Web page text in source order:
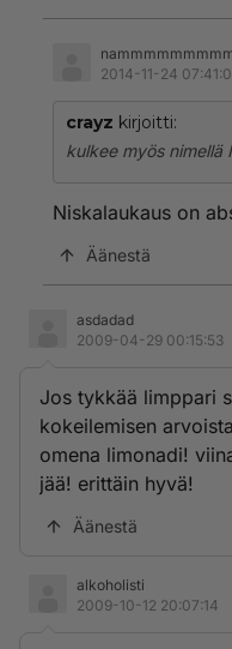
2014-11-24
crayz kirjoitti:
kulkee myös nimellä
Niskalaukaus on
Äänestä
asdadad
2009-04-29 00:15:53
Jos tykkää limppari
kokeilemisen
omena limonadi!
jää! erittäin hyvä!
Äänestä
alkoholisti
2009-10-12 20:07:14